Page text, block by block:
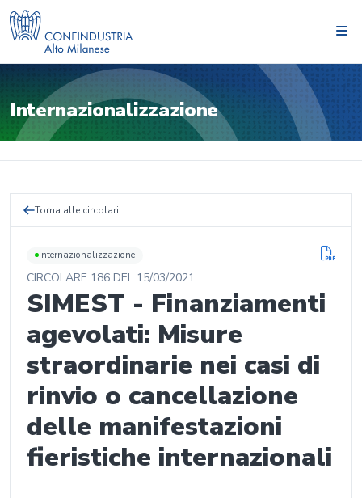
Internazionalizzazione
Torna alle circolari
Internazionalizzazione
CIRCOLARE 186 DEL 15/03/2021
SIMEST - Finanziamenti
agevolati: Misure
straordinarie nei casi di
rinvio o cancellazione
delle manifestazioni
fieristiche internazionali